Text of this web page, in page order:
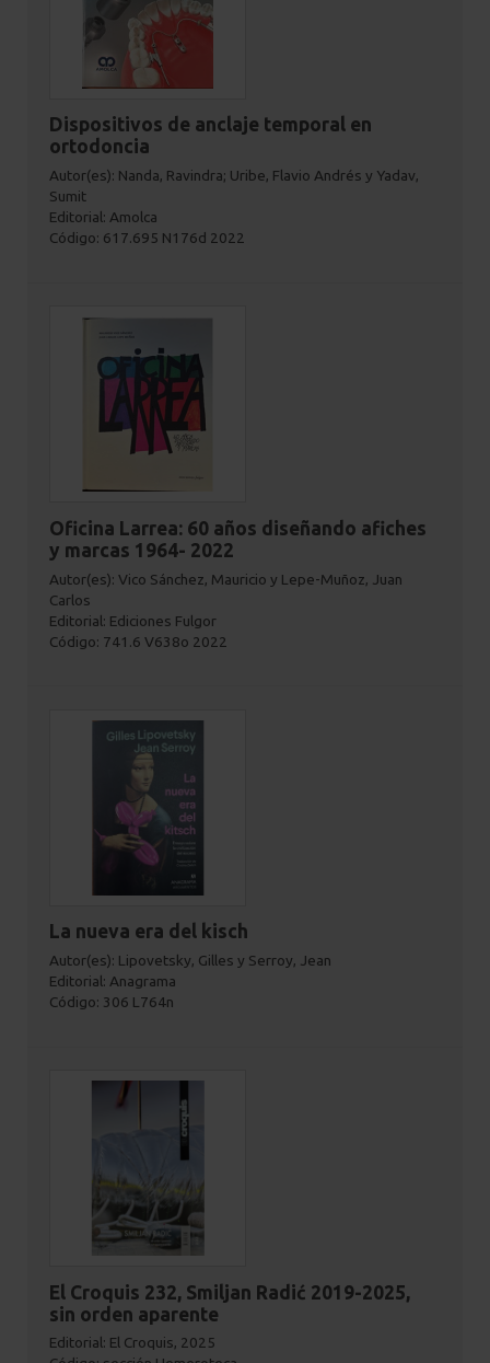
Dispositivos de anclaje temporal en
ortodoncia
Autor(es): Nanda, Ravindra; Uribe, Flavio Andrés y Yadav,
Sumit
Editorial: Amolca
Código: 617.695 N176d 2022
Oficina Larrea: 60 años diseñando afiches
y marcas 1964- 2022
Autor(es): Vico Sánchez, Mauricio y Lepe-Muñoz, Juan
Carlos
Editorial: Ediciones Fulgor
Código: 741.6 V638o 2022
La nueva era del kisch
Autor(es): Lipovetsky, Gilles y Serroy, Jean
Editorial: Anagrama
Código: 306 L764n
El Croquis 232, Smiljan Radić 2019-2025,
sin orden aparente
Editorial: El Croquis, 2025